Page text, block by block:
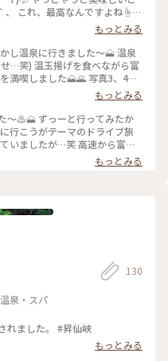
、 これ、最高なんですよね☝
指したのは、ほったらかし温泉
をお願いしますが、今日は初
、 おお〜スパイシーで美味し
ながらのチキンカレー⤴️ 美味
.:*☆ 、 #ぽかぽか #ひみつの
一緒 #山梨県 #脚気石稲荷神
レー
もっとみる
し温泉に行きました〜🗻 温泉
…笑) 温玉揚げを食べながら富
満喫しました🗻🌄 写真3、4枚
揚げやソフトクリームを頂け
ご飯は有名🥚🍚 次来る時は朝
〜🤭 写真1、2枚めは温泉から
からの富士山です🗻 夕陽に照
まる 富士山を眺めながら帰り
山梨県だけど県庁所在地は
もっとみる
〜♨️🗻 ずっーと行ってみたか
行こうがテーマのドライブ旅
いましたが…笑 高速から富士
少し足を伸ばそう♪♪とな
たほったらかし温泉♨️ 脱衣所
に富士山🗻眼下に笛吹と山梨
玉揚げは無事完食(笑) この日は
達が 入ったのはあっちの湯
ぼ貸切状態🤗 朝日を眺める朝
上る朝日と富士山🌅🗻眺めた
運旅 #ことりっぷと
#温玉揚げ
もっとみる
泉・スパ
130
れました。 #昇仙峡
もっとみる